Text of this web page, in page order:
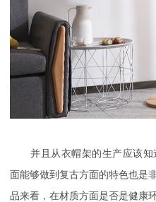
并且从衣帽架的生产应该知
面能够做到复古方面的特色也是
品来看，在材质方面是否是健康